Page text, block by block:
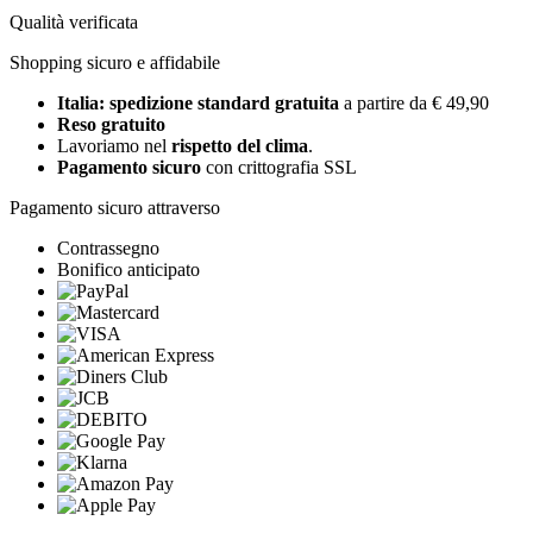
Qualità verificata
Shopping sicuro e affidabile
Italia: spedizione standard gratuita a partire da € 49,90
Reso gratuito
Lavoriamo nel rispetto del clima.
Pagamento sicuro con crittografia SSL
Pagamento sicuro attraverso
Contrassegno
Bonifico anticipato